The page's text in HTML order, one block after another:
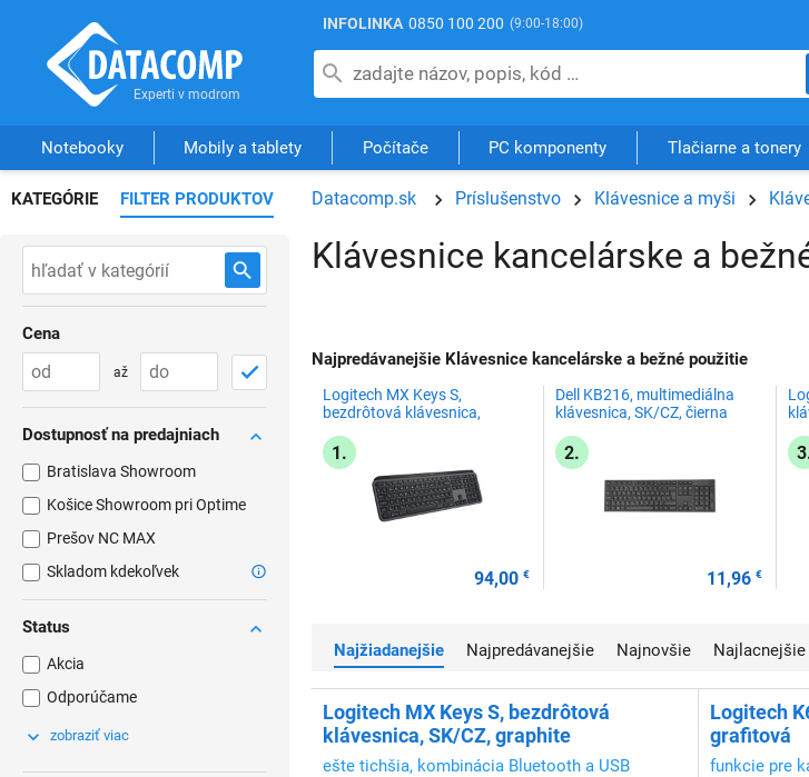
INFOLINKA 0850 100 200 (9:00-18:00)
Notebooky Mobily a tablety Počítače PC komponenty Tlačiarne a tonery
KATEGÓRIE FILTER PRODUKTOV
Cena
až
Dostupnosť na predajniach
Bratislava Showroom
Košice Showroom pri Optime
Prešov NC MAX
Skladom kdekoľvek
Status
Akcia
Odporúčame
zobraziť viac
Datacomp.sk Príslušenstvo Klávesnice a myši
Klávesnice kancelárske a
Najpredávanejšie Klávesnice kancelárske a bežné použitie
1.
Logitech MX Keys S,
bezdrôtová klávesnica,
94,00 €
2.
Dell KB216, multimediálna
klávesnica, SK/CZ, čierna
11,96 €
Najžiadanejšie Najpredávanejšie Najnovšie Najlacnejšie
Logitech MX Keys S, bezdrôtová
klávesnica, SK/CZ, graphite
ešte tichšia, kombinácia Bluetooth a USB
Logitech
grafitová
funkcie pre